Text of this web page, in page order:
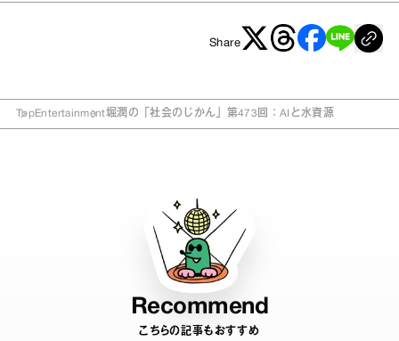
Share
TopEntertainment堀潤の「社会のじかん」第473回：AIと水資源
Recommend
こちらの記事もおすすめ